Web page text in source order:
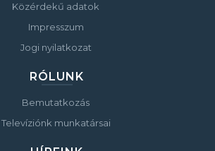
Közérdekű adatok
Impresszum
Jogi nyilatkozat
RÓLUNK
Bemutatkozás
Televíziónk munkatársai